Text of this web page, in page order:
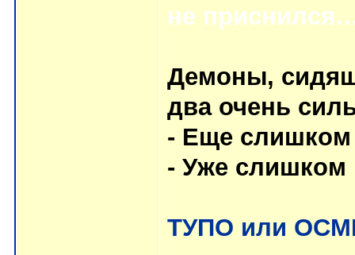
не
Демоны,
два очень
- Еще слишком
- Уже слишком
ТУПО или